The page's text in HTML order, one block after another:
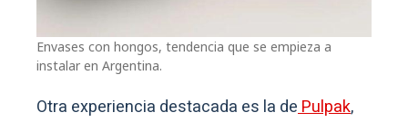
Envases con hongos, tendencia que se empieza a
instalar en Argentina.
Otra experiencia destacada es la dePulpak,